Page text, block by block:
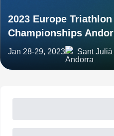
2023 Europe
Championships
Jan 28-29, 2023 Sant